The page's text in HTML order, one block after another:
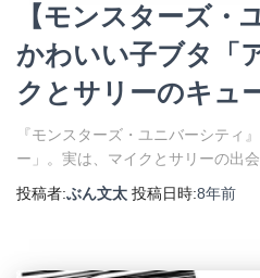
【モンスターズ・
かわいい子ブタ「
クとサリーのキュ
『モンスターズ・ユニバーシティ
ー」。実は、マイクとサリーの出
投稿者:ぶん文太 投稿日時:8年前